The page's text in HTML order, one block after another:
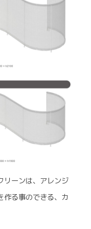
リーンは、アレンジ
作る事のできる、カ